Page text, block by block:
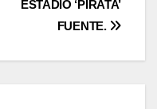
ESTADIO ‘PIRATA’
FUENTE.